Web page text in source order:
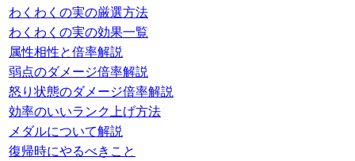
わくわくの実の厳選方法
わくわくの実の効果一覧
属性相性と倍率解説
弱点のダメージ倍率解説
怒り状態のダメージ倍率解説
効率のいいランク上げ方法
メダルについて解説
復帰時にやるべきこと